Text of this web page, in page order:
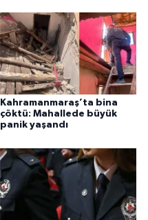
Kahramanmaraş’ta bina
çöktü: Mahallede büyük
panik yaşandı